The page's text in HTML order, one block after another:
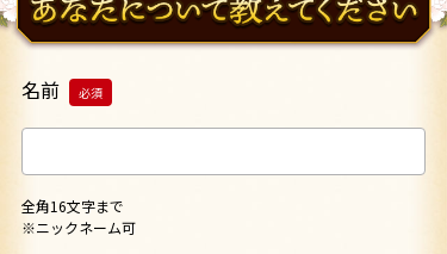
名前 必須
全角16文字まで
※ニックネーム可